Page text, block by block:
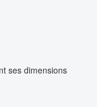
ses dimensions